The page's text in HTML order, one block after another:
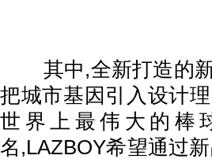
其中,全新打造的新
把城市基因引入设计
世界上最伟大的棒
名,LAZBOY希望通过